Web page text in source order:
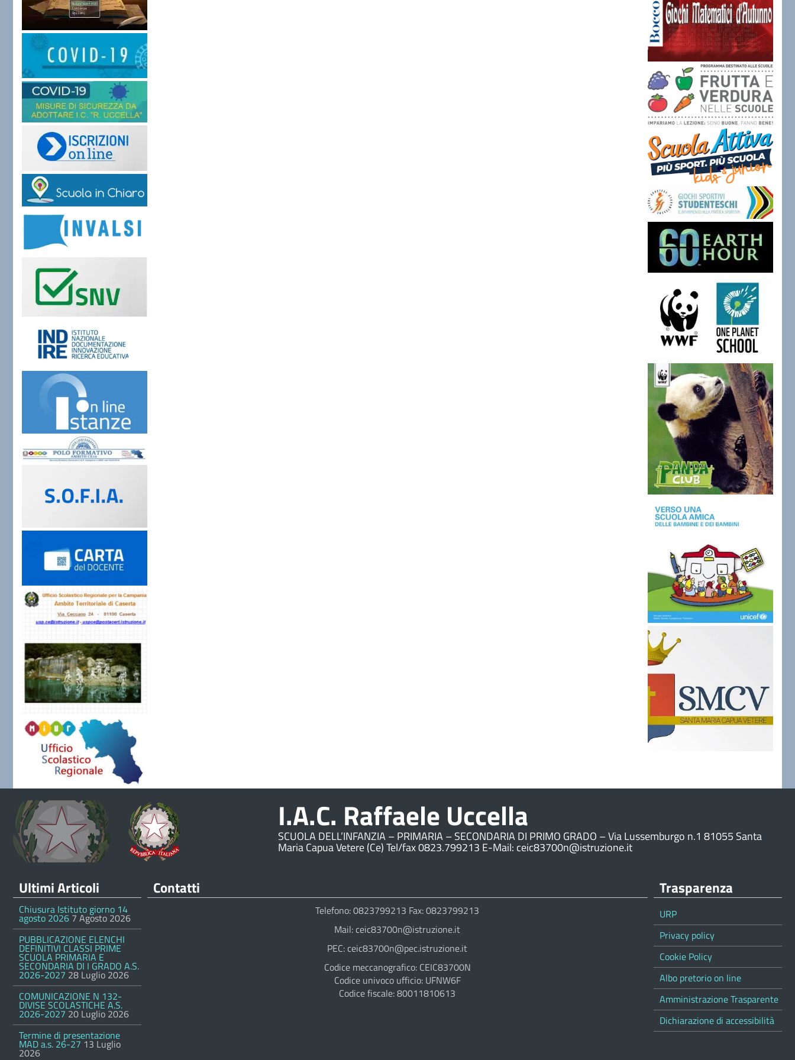
I.A.C. Raffaele Uccella
SCUOLA DELL’INFANZIA – PRIMARIA – SECONDARIA DI PRIMO GRADO – Via Lussemburgo n.1 81055 Santa
Maria Capua Vetere (Ce) Tel/fax 0823.799213 E-Mail: ceic83700n@istruzione.it
Ultimi Articoli
Chiusura Istituto giorno 14
agosto 2026 7 Agosto 2026
PUBBLICAZIONE ELENCHI
DEFINITIVI CLASSI PRIME
SCUOLA PRIMARIA E
SECONDARIA DI I GRADO A.S.
2026-2027 28 Luglio 2026
COMUNICAZIONE N 132-
DIVISE SCOLASTICHE A.S.
2026-2027 20 Luglio 2026
Termine di presentazione
MAD a.s. 26-27 13 Luglio
2026
Contatti
Telefono: 0823799213 Fax: 0823799213
Mail: ceic83700n@istruzione.it
PEC: ceic83700n@pec.istruzione.it
Codice meccanografico: CEIC83700N
Codice univoco ufficio: UFNW6F
Codice fiscale: 80011810613
Trasparenza
URP
Privacy policy
Cookie Policy
Albo pretorio on line
Amministrazione Trasparente
Dichiarazione di accessibilità